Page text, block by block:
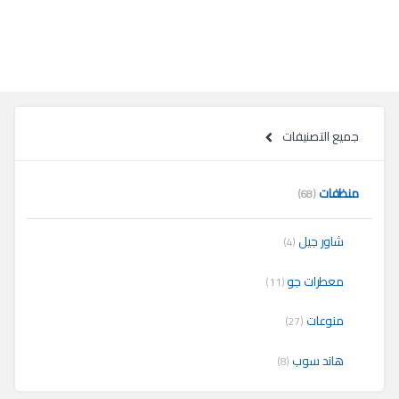
جميع التصنيفات
منظفات(68)
شاور جيل(4)
معطرات جو(11)
منوعات(27)
هاند سوب(8)